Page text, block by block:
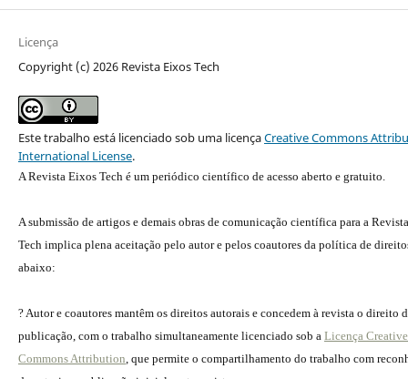
Licença
Copyright (c) 2026 Revista Eixos Tech
Este trabalho está licenciado sob uma licençaCreative Commons
International License.
A Revista Eixos Tech é um periódico científico de acesso aberto e gratuito.
A submissão de artigos e demais obras de comunicação científica para a
Tech implica plena aceitação pelo autor e pelos coautores da política de
abaixo:
? Autor e coautores mantêm os direitos autorais e concedem à revista o direito
publicação, com o trabalho simultaneamente licenciado sob a Licença Creative
Commons Attribution, que permite o compartilhamento do trabalho com